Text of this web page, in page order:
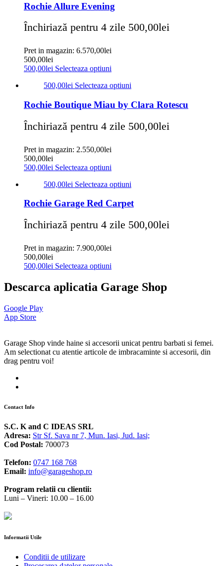
Rochie Allure Evening
Închiriază pentru 4 zile 500,00lei
Pret in magazin: 6.570,00lei
500,00lei
500,00lei Selecteaza optiuni
500,00lei Selecteaza optiuni
Rochie Boutique Miau by Clara Rotescu
Închiriază pentru 4 zile 500,00lei
Pret in magazin: 2.550,00lei
500,00lei
500,00lei Selecteaza optiuni
500,00lei Selecteaza optiuni
Rochie Garage Red Carpet
Închiriază pentru 4 zile 500,00lei
Pret in magazin: 7.900,00lei
500,00lei
500,00lei Selecteaza optiuni
Descarca aplicatia Garage Shop
Google Play
App Store
Garage Shop vinde haine si accesorii unicat pentru barbati si femei.
Am selectionat cu atentie articole de imbracaminte si accesorii, din
drag pentru voi!
Contact Info
S.C. K and C IDEAS SRL
Adresa: Str Sf. Sava nr 7, Mun. Iasi, Jud. Iasi;
Cod Postal: 700073
Telefon: 0747 168 768
Email: info@garageshop.ro
Program relatii cu clientii:
Luni – Vineri: 10.00 – 16.00
Informatii Utile
Conditii de utilizare